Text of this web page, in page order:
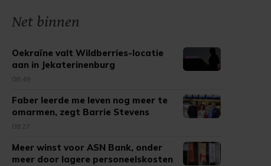
Net binnen
Oekraïne valt Wildberries-locatie
aan in Jekaterinenburg
08:49
Faber leerde me leven nog meer te
omarmen, zegt Barrie Stevens
08:27
Meer winst voor ASN Bank, onder
meer door lagere personeelskosten